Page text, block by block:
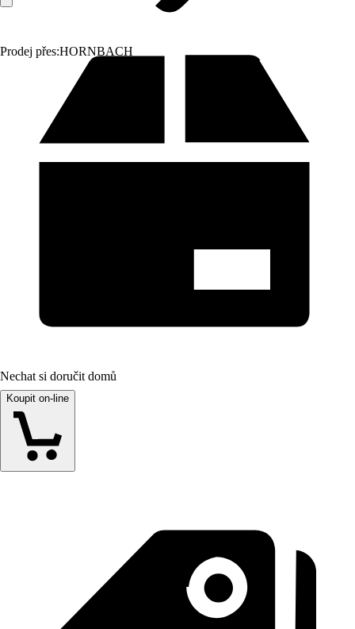
Prodej přes:HORNBACH
Nechat si doručit domů
Koupit on-line